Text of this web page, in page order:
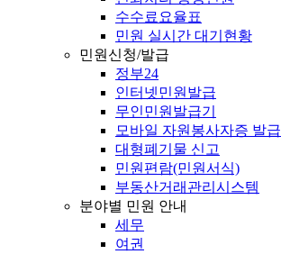
수수료요율표
민원 실시간 대기현황
민원신청/발급
정부24
인터넷민원발급
무인민원발급기
모바일 자원봉사자증 발급
대형폐기물 신고
민원편람(민원서식)
부동산거래관리시스템
분야별 민원 안내
세무
여권